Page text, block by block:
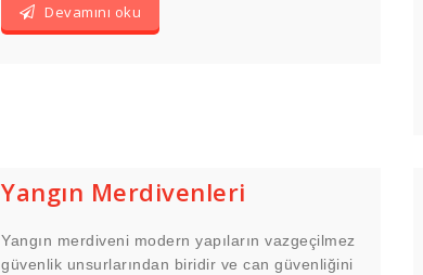
Devamını oku
Yangın Merdivenleri
Yangın merdiveni modern yapıların vazgeçilmez
güvenlik unsurlarından biridir ve can güvenliğini